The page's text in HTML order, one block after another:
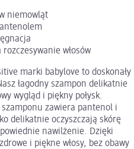
niemowląt
włosów
marki babylove to doskonały
łagodny szampon delikatnie
wygląd i piękny połysk.
zawiera pantenol i
delikatnie oczyszczają skórę
nawilżenie. Dzięki
i piękne włosy, bez obawy